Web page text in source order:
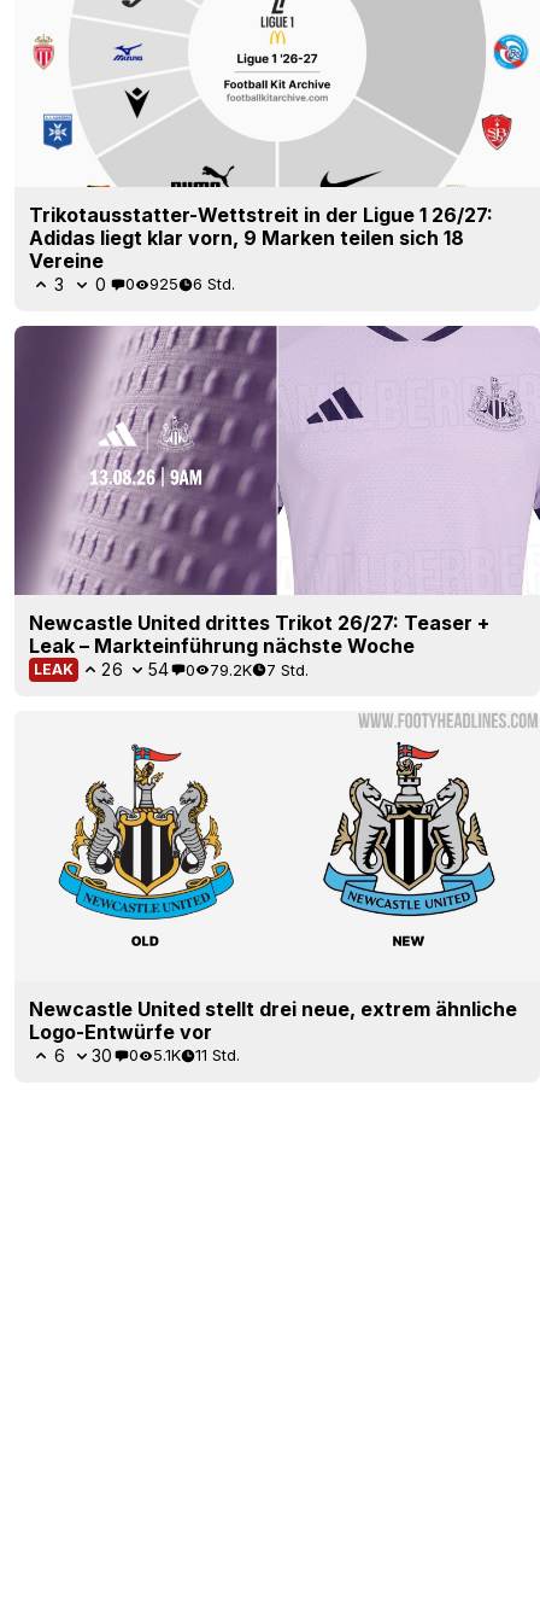
Trikotausstatter-Wettstreit in der Ligue 1 26/27:
Adidas liegt klar vorn, 9 Marken teilen sich 18
Vereine
3 0 0 925 6 Std.
Newcastle United drittes Trikot 26/27: Teaser +
Leak – Markteinführung nächste Woche
LEAK 26 54 0 79.2K 7 Std.
Newcastle United stellt drei neue, extrem ähnliche
Logo-Entwürfe vor
6 30 0 5.1K 11 Std.